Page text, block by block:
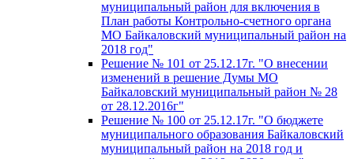
муниципальный район для включения в
План работы Контрольно-счетного органа
МО Байкаловский муниципальный район на
2018 год"
Решение № 101 от 25.12.17г. "О внесении
изменений в решение Думы МО
Байкаловский муниципальный район № 28
от 28.12.2016г"
Решение № 100 от 25.12.17г. "О бюджете
муниципального образования Байкаловский
муниципальный район на 2018 год и